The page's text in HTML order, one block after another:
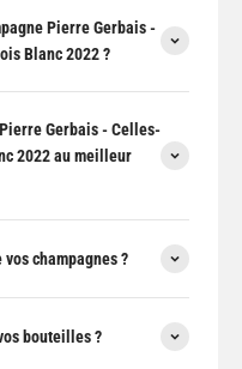
Pierre Gerbais -
Blanc 2022 ?
Gerbais - Celles-
2022 au meilleur
champagnes ?
bouteilles ?